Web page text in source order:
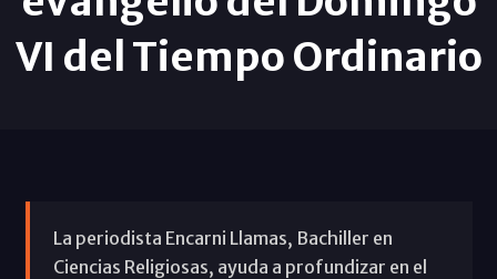
VI del Tiempo Ordinario
La periodista Encarni Llamas, Bachiller en
Ciencias Religiosas, ayuda a profundizar en el